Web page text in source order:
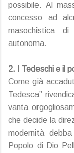
possibile. Al
concesso ad
masochistica di
autonoma.
2. I Tedeschi e il
Come già
Tedesca”
vanta
che decide la
modernità
Popolo di Dio